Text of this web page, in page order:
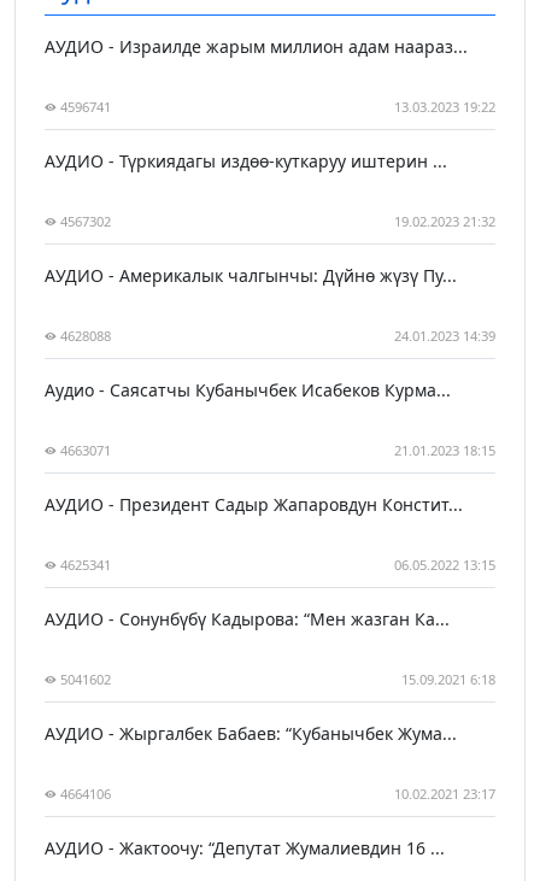
АУДИО - Израилде жарым миллион адам наараз...
4596741 13.03.2023 19:22
АУДИО - Түркиядагы издөө-куткаруу иштерин ...
4567302 19.02.2023 21:32
АУДИО - Америкалык чалгынчы: Дүйнө жүзү Пу...
4628088 24.01.2023 14:39
Аудио - Саясатчы Кубанычбек Исабеков Курма...
4663071 21.01.2023 18:15
АУДИО - Президент Садыр Жапаровдун Констит...
4625341 06.05.2022 13:15
АУДИО - Сонунбүбү Кадырова: “Мен жазган Ка...
5041602 15.09.2021 6:18
АУДИО - Жыргалбек Бабаев: “Кубанычбек Жума...
4664106 10.02.2021 23:17
АУДИО - Жактоочу: “Депутат Жумалиевдин 16 ...